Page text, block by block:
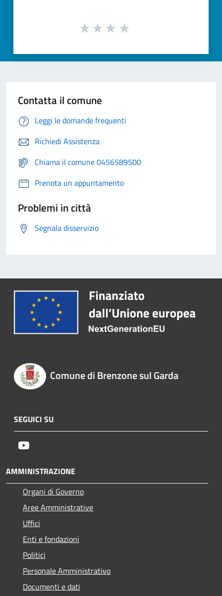
Contatta il comune
Leggi le domande frequenti
Richiedi Assistenza
Chiama il comune 0456589500
Prenota un appuntamento
Problemi in città
Segnala disservizio
Comune di Brenzone sul Garda
SEGUICI SU
AMMINISTRAZIONE
Organi di Governo
Aree Amministrative
Uffici
Enti e fondazioni
Politici
Personale Amministrativo
Documenti e dati